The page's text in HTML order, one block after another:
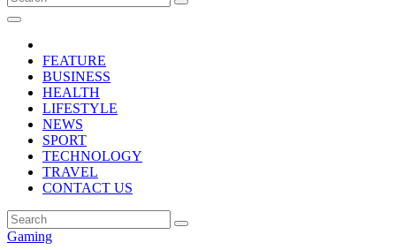
FEATURE
BUSINESS
HEALTH
LIFESTYLE
NEWS
SPORT
TECHNOLOGY
TRAVEL
CONTACT US
Gaming